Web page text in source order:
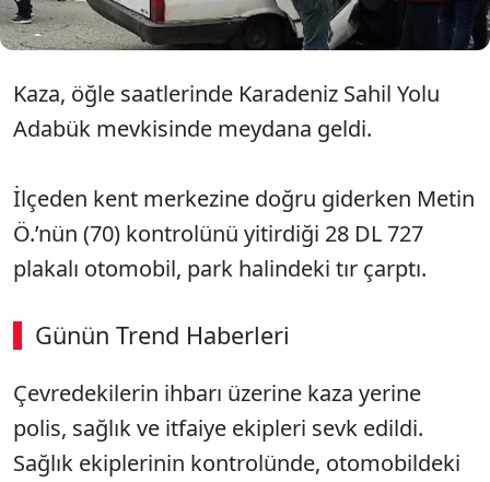
Kaza, öğle saatlerinde Karadeniz Sahil Yolu
Adabük mevkisinde meydana geldi.
İlçeden kent merkezine doğru giderken Metin
Ö.’nün (70) kontrolünü yitirdiği 28 DL 727
plakalı otomobil, park halindeki tır çarptı.
Günün Trend Haberleri
Çevredekilerin ihbarı üzerine kaza yerine
polis, sağlık ve itfaiye ekipleri sevk edildi.
Sağlık ekiplerinin kontrolünde, otomobildeki